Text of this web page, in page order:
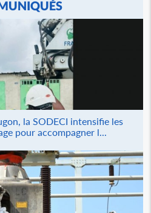
la SODECI intensifie les
pour accompagner l...